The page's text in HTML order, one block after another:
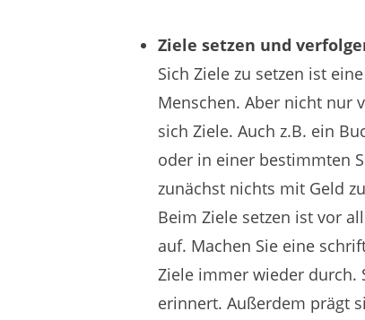
Ziele setzen und
Sich Ziele zu setzen ist
Menschen. Aber nicht nur
sich Ziele. Auch z.B. ein
oder in einer bestimmten
zunächst nichts mit Geld
Beim Ziele setzen ist vor
auf. Machen Sie eine
Ziele immer wieder durch.
erinnert. Außerdem prägt